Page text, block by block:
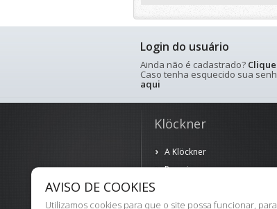
Login do usuário
Ainda não é cadastrado?
Caso tenha esquecido sua
aqui
Klöckner
A Klöckner
Parceiros
Termos de Uso
AVISO DE COOKIES
Utilizamos cookies para que o site possa funcionar,